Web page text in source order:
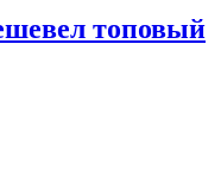
топовый